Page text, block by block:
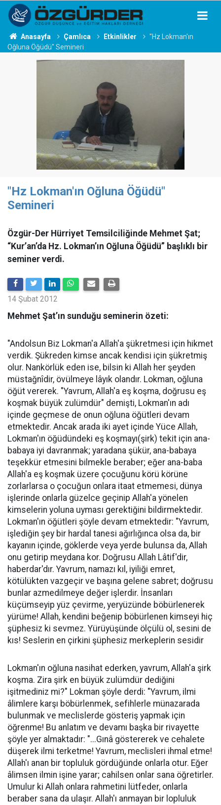
Anasayfa Çamlıca Etkinlikler
"Hz Lokman'ın
Oğluna Öğüdü" Semineri
"Hz Lokman'ın Oğluna Öğüdü"
Semineri
Özgür-Der Hürriyet Temsilciliğinde Mehmet Şat;
“Kur’an’da Hz. Lokman’ın Oğluna Öğüdü” başlıklı bir
seminer verdi.
14 Şubat 2012
Mehmet Şat’ın sunduğu seminerin özeti:
"Andolsun Biz Lokman'a Allah'a şükretmesi için hikmet
verdik. Şükreden kimse ancak kendisi için şükretmiş
olur. Nankörlük eden ise, bilsin ki Allah her şeyden
müstağnîdir, övülmeye lâyık olandır. Lokman, oğluna
öğüt vererek. "Yavrum, Allah'a eş koşma, doğrusu eş
koşmak büyük zulümdür" demişti, Lokman'ın adı
içinde geçmese de onun oğluna öğütleri devam
etmektedir. Ancak arada iki ayet içinde Yüce Allah,
Lokman'ın öğüdündeki eş koşmayı(şirk) tekit için ana-
babaya iyi davranmak; yaradana şükür, ana-babaya
teşekkür etmesini bilmekle beraber; eğer ana-baba
Allah'a eş koşmak üzere çocuğunu körü körüne
zorlarlarsa o çocuğun onlara itaat etmemesi, dünya
işlerinde onlarla güzelce geçinip Allah'a yönelen
kimselerin yoluna uyması gerektiğini bildirmektedir.
Lokman'ın öğütleri şöyle devam etmektedir: "Yavrum,
işlediğin şey bir hardal tanesi ağırlığınca olsa da, bir
kayanın içinde, göklerde veya yerde bulunsa da, Allah
onu getirip meydana kor. Doğrusu Allah Lâtif'dir,
haberdar'dır. Yavrum, namazı kıl, iyiliği emret,
kötülükten vazgeçir ve başına gelene sabret; doğrusu
bunlar azmedilmeye değer işlerdir. İnsanları
küçümseyip yüz çevirme, yeryüzünde böbürlenerek
yürüme! Allah, kendini beğenip böbürlenen kimseyi hiç
şüphesiz ki sevmez. Yürüyüşünde ölçülü ol, sesini de
kıs! Seslerin en çirkini şüphesiz merkeplerin sesidir
Lokman'ın oğluna nasihat ederken, yavrum, Allah'a şirk
koşma. Zira şirk en büyük zulümdür dediğini
işitmediniz mi?" Lokman şöyle derdi: "Yavrum, ilmi
âlimlere karşı böbürlenmek, sefihlerle münazarada
bulunmak ve meclislerde gösteriş yapmak için
öğrenme! Bu anlatım ve devamı başka bir rivayette
şöyle yer almaktadır: "...Gınâ göstererek ve cehalete
düşerek ilmi terketme! Yavrum, meclisleri ihmal etme!
Allah'ı anan bir topluluk gördüğünde onlarla otur. Eğer
âlimsen ilmin işine yarar; cahilsen onlar sana öğretirler.
Umulur ki Allah onlara rahmetini lütfeder, onlarla
beraber sana da ulaşır. Allah'ı anmayan bir lopluluk